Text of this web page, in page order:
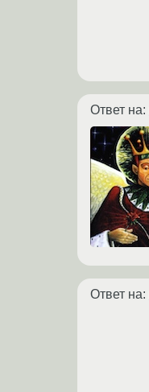
Ответ на:
Ответ на: